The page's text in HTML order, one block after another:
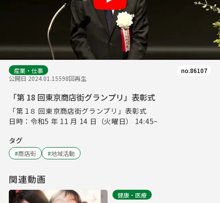
産業・仕事
公開日 2024.01.15598回再生
no.86107
「第 18 回東京商店街グランプリ」表彰式
「第 1８ 回東京商店街グランプリ」表彰式
日時：令和5 年 11 月 14 日（火曜日） 14:45~
タグ
#商店街 #地域活動
関連動画
健康・医療